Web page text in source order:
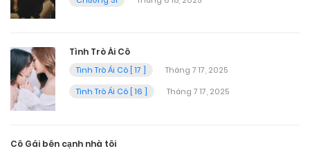
Tình Trò Ái Cô
Tình Trò Ái Cô [ 17 ]
Tháng 7 17, 2025
Tình Trò Ái Cô [ 16 ]
Tháng 7 17, 2025
Cô Gái bên cạnh nhà tôi